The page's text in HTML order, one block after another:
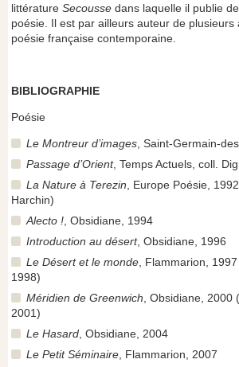
littératureSecousse dans laquelle il publie
poésie. Il est par ailleurs auteur de plusieurs
poésie française contemporaine.
BIBLIOGRAPHIE
Poésie
Le Montreur d’images , Saint-Germain-
Passage d’Orient, Temps Actuels, coll.
La Nature à Terezin , Europe Poésie,
Harchin)
Alecto ! , Obsidiane, 1994
Introduction au désert, Obsidiane, 1996
Le Désert et le monde , Flammarion,
1998)
Méridien de Greenwich , Obsidiane, 2000
2001)
Le Hasard , Obsidiane, 2004
Le Petit Séminaire , Flammarion, 2007